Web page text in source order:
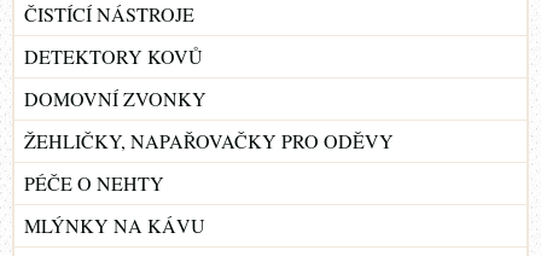
ČISTÍCÍ NÁSTROJE
DETEKTORY KOVŮ
DOMOVNÍ ZVONKY
ŽEHLIČKY, NAPAŘOVAČKY PRO ODĚVY
PÉČE O NEHTY
MLÝNKY NA KÁVU